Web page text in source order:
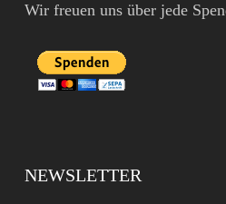
Wir freuen uns über jede
NEWSLETTER